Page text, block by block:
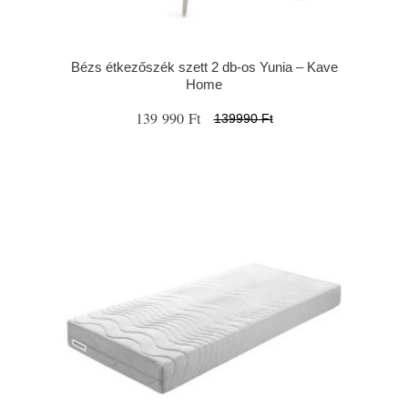
Bézs étkezőszék szett 2 db-os Yunia – Kave
Home
139 990 Ft 139990 Ft